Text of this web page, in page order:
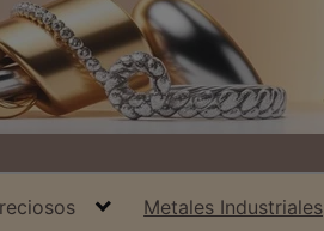
Metales Industriales